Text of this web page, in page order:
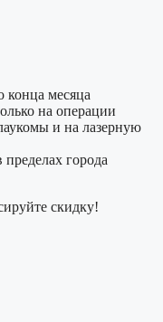
конца месяца
на операции
и на лазерную
пределах города
скидку!